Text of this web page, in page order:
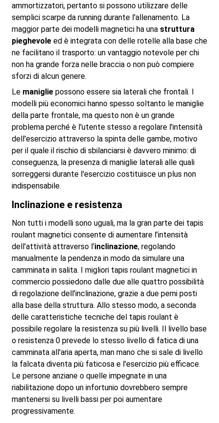
ammortizzatori, pertanto si possono utilizzare delle
semplici scarpe da running durante l'allenamento. La
maggior parte dei modelli magnetici ha una struttura
pieghevole ed è integrata con delle rotelle alla base che
ne facilitano il trasporto: un vantaggio notevole per chi
non ha grande forza nelle braccia o non può compiere
sforzi di alcun genere.
Le maniglie possono essere sia laterali che frontali. I
modelli più economici hanno spesso soltanto le maniglie
della parte frontale, ma questo non è un grande
problema perché è l'utente stesso a regolare l'intensità
dell'esercizio attraverso la spinta delle gambe, motivo
per il quale il rischio di sbilanciarsi è davvero minimo: di
conseguenza, la presenza di maniglie laterali alle quali
sorreggersi durante l'esercizio costituisce un plus non
indispensabile.
Inclinazione e resistenza
Non tutti i modelli sono uguali, ma la gran parte dei tapis
roulant magnetici consente di aumentare l’intensità
dell’attività attraverso l’inclinazione, regolando
manualmente la pendenza in modo da simulare una
camminata in salita. I migliori tapis roulant magnetici in
commercio possiedono dalle due alle quattro possibilità
di regolazione dell’inclinazione, grazie a due perni posti
alla base della struttura. Allo stesso modo, a seconda
delle caratteristiche tecniche del tapis roulant è
possibile regolare la resistenza su più livelli. Il livello base
o resistenza 0 prevede lo stesso livello di fatica di una
camminata all'aria aperta, man mano che si sale di livello
la falcata diventa più faticosa e l'esercizio più efficace.
Le persone anziane o quelle impegnate in una
riabilitazione dopo un infortunio dovrebbero sempre
mantenersi su livelli bassi per poi aumentare
progressivamente.